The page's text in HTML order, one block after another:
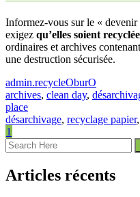
Informez-vous sur le «
exigez qu’elles soient
ordinaires et archives
une destruction sécurisée.
admin.recycleOburO
archives, clean day,
place
désarchivage, recyclage papier,
1
Articles récents